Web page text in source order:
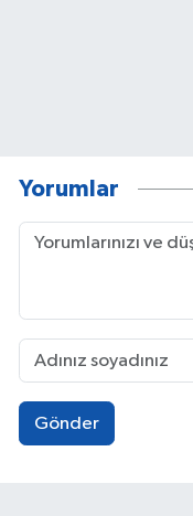
Yorumlar
Gönder